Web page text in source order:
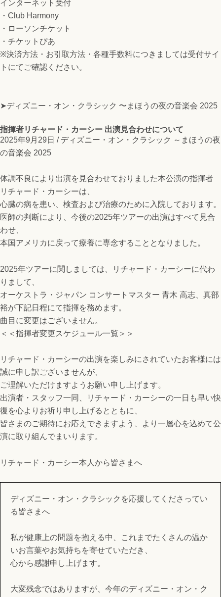
インターネット受付
・Club Harmony
・ローソンチケット
・チケットぴあ
※決済方法・お引取方法・各種手数料につきましては受付サイ
トにてご確認ください。
➤ディズニー・オン・クラシック 〜まほうの夜の音楽会 2025
指揮者リチャード・カーシー 出演見合わせについて
2025年9月29日 / ディズニー・オン・クラシック ～まほうの夜
の音楽会 2025
体調不良により出演を見合わせておりました本公演の指揮者
リチャード・カーシーは、
心臓の病を患い、検査および治療のために入院しております。
医師の判断により、今後の2025年ツアーの出演はすべて見合
わせ、
本国アメリカに戻って療養に専念することとなりました。
2025年ツアーに関しましては、リチャード・カーシーに代わ
りまして、
オーケストラ・ジャパン コンサートマスター 青木 高志、真部
裕が下記日程にて指揮を務めます。
曲目に変更はございません。
＜＜指揮者変更スケジュール一覧＞＞
リチャード・カーシーの出演を楽しみにされていたお客様には
誠に申し訳ございませんが、
ご理解いただけますようお願い申し上げます。
出演者・スタッフ一同、リチャード・カーシーの一日も早い快
復を心よりお祈り申し上げるとともに、
皆さまのご期待にお応えできますよう、より一層心を込めて公
演に取り組んでまいります。
リチャード・カーシー本人から皆さまへ
ディズニー・オン・クラシックを応援してくださってい
る皆さまへ
私が健康上の問題を抱える中、これまでたくさんの温か
いお言葉やお気持ちを寄せていただき、
心から感謝申し上げます。
大変残念ではありますが、今年のディズニー・オン・ク